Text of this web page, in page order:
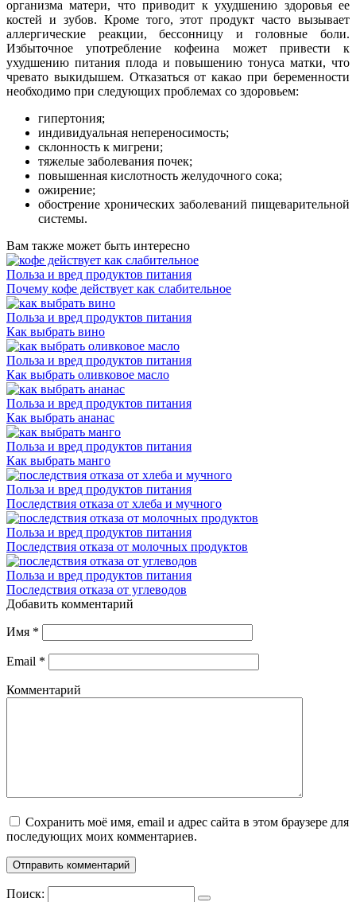
организма матери, что приводит к ухудшению здоровья ее
костей и зубов. Кроме того, этот продукт часто вызывает
аллергические реакции, бессонницу и головные боли.
Избыточное употребление кофеина может привести к
ухудшению питания плода и повышению тонуса матки, что
чревато выкидышем. Отказаться от какао при беременности
необходимо при следующих проблемах со здоровьем:
гипертония;
индивидуальная непереносимость;
склонность к мигрени;
тяжелые заболевания почек;
повышенная кислотность желудочного сока;
ожирение;
обострение хронических заболеваний пищеварительной
системы.
Вам также может быть интересно
Польза и вред продуктов питания
Почему кофе действует как слабительное
Польза и вред продуктов питания
Как выбрать вино
Польза и вред продуктов питания
Как выбрать оливковое масло
Польза и вред продуктов питания
Как выбрать ананас
Польза и вред продуктов питания
Как выбрать манго
Польза и вред продуктов питания
Последствия отказа от хлеба и мучного
Польза и вред продуктов питания
Последствия отказа от молочных продуктов
Польза и вред продуктов питания
Последствия отказа от углеводов
Добавить комментарий
Имя *
Email *
Комментарий
Сохранить моё имя, email и адрес сайта в этом браузере для
последующих моих комментариев.
Поиск: